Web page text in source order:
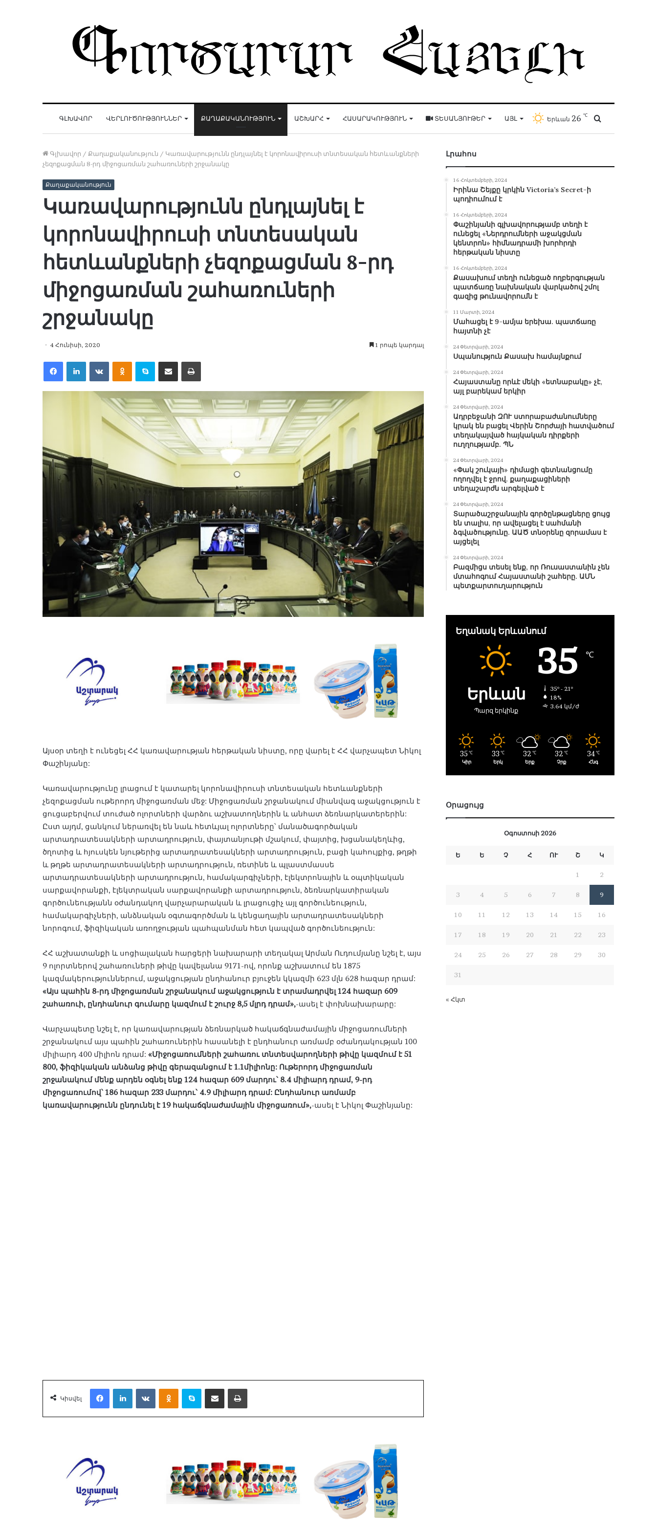
ԳԼԽԱՎՈՐ ՎԵՐԼՈՒԾՈՒԹՅՈՒՆՆԵՐ ՔԱՂԱՔԱԿԱՆՈՒԹՅՈՒՆ ԱՇԽԱՐՀ ՀԱՍԱՐԱԿՈՒԹՅՈՒՆ ՏԵՍԱՆՅՈՒԹԵՐ ԱՅԼ Երևան 26 ℃
Գլխավոր / Քաղաքականություն / Կառավարությունն ընդլայնել է կորոնավիրուսի տնտեսական հետևանքների
չեզոքացման 8-րդ միջոցառման շահառուների շրջանակը
Քաղաքականություն
Կառավարությունն ընդլայնել է
կորոնավիրուսի տնտեսական
հետևանքների չեզոքացման 8-րդ
միջոցառման շահառուների
շրջանակը
4 Հունիսի, 2020 1 րոպե կարդալ
FacebookLinkedInVKontakteOdnoklassniki
Skype Share via Email Print
Այսօր տեղի է ունեցել ՀՀ կառավարության հերթական նիստը, որը վարել է ՀՀ վարչապետ Նիկոլ
Փաշինյանը:
Կառավարությունը լրացում է կատարել կորոնավիրուսի տնտեսական հետևանքների
չեզոքացման ութերորդ միջոցառման մեջ: Միջոցառման շրջանակում միանվագ աջակցություն է
ցուցաբերվում տուժած ոլորտների վարձու աշխատողներին և անհատ ձեռնարկատերերին:
Ըստ այդմ, ցանկում ներառվել են նաև հետևյալ ոլորտները՝ մանածագործական
արտադրատեսակների արտադրություն, փայտանյութի մշակում, փայտից, խցանակեղևից,
ծղոտից և հյուսկեն նյութերից արտադրատեսակների արտադրություն, բացի կահույքից, թղթի
և թղթե արտադրատեսակների արտադրություն, ռետինե և պլաստմասսե
արտադրատեսակների արտադրություն, համակարգիչների, էլեկտրոնային և օպտիկական
սարքավորանքի, էլեկտրական սարքավորանքի արտադրություն, ձեռնարկատիրական
գործունեությանն օժանդակող վարչարարական և լրացուցիչ այլ գործունեություն,
համակարգիչների, անձնական օգտագործման և կենցաղային արտադրատեսակների
նորոգում, ֆիզիկական առողջության պահպանման հետ կապված գործունեություն:
ՀՀ աշխատանքի և սոցիալական հարցերի նախարարի տեղակալ Արման Ուդումյանը նշել է, այս
9 ոլորտներով շահառուների թիվը կավելանա 9171-ով, որոնք աշխատում են 1875
կազմակերություններում, աջակցության ընդհանուր բյուջեն կկազմի 623 մլն 628 հազար դրամ:
«Այս պահին 8-րդ միջոցառման շրջանակում աջակցություն է տրամադրվել 124 հազար 609
շահառուի, ընդհանուր գումարը կազմում է շուրջ 8,5 մլրդ դրամ»,-ասել է փոխնախարարը:
Վարչապետը նշել է, որ կառավարության ձեռնարկած հակաճգնաժամային միջոցառումների
շրջանակում այս պահին շահառուներին հասանելի է ընդհանուր առմամբ օժանդակության 100
միլիարդ 400 միլիոն դրամ: «Միջոցառումների շահառու տնտեսվարողների թիվը կազմում է 51
800, ֆիզիկական անձանց թիվը գերազանցում է 1.1միլիոնը: Ութերորդ միջոցառման
շրջանակում մենք արդեն օգնել ենք 124 հազար 609 մարդու՝ 8.4 միլիարդ դրամ, 9-րդ
միջոցառումով՝ 186 հազար 233 մարդու՝ 4.9 միլիարդ դրամ: Ընդհանուր առմամբ
կառավարությունն ընդունել է 19 հակաճգնաժամային միջոցառում»,-ասել է Նիկոլ Փաշինյանը:
Կիսվել
FacebookLinkedInVKontakteOdnoklassniki
Skype Share via Email Print
Լրահոս
16 Հոկտեմբերի, 2024
Իրինա Շեյքը կրկին Victoria’s Secret-ի
պոդիումում է
16 Հոկտեմբերի, 2024
Փաշինյանի գլխավորությամբ տեղի է
ունեցել «Ներդրումների աջակցման
կենտրոն» հիմնադրամի խորհրդի
հերթական նիստը
16 Հոկտեմբերի, 2024
Քասախում տեղի ունեցած ողբերգության
պատճառը նախնական վարկածով շմոլ
գազից թունավորումն է
11 Մարտի, 2024
Մահացել է 9-ամյա երեխա. պատճառը
հայտնի չէ
24 Փետրվարի, 2024
Սպանություն Քասախ համայնքում
24 Փետրվարի, 2024
Հայաստանը որևէ մեկի «ետնաբակը» չէ,
այլ բարեկամ երկիր
24 Փետրվարի, 2024
Ադրբեջանի ԶՈՒ ստորաբաժանումները
կրակ են բացել Վերին Շորժայի հատվածում
տեղակայված հայկական դիրքերի
ուղղությամբ. ՊՆ
24 Փետրվարի, 2024
«Փակ շուկայի» դիմացի գետնանցումը
ողողվել է ջրով. քաղաքացիների
տեղաշարժն արգելված է
24 Փետրվարի, 2024
Տարածաշրջանային գործընթացները ցույց
են տալիս, որ ավելացել է սահմանի
ձգվածությունը. ԱԱԾ տնօրենը զորամաս է
այցելել
24 Փետրվարի, 2024
Բազմիցս տեսել ենք, որ Ռուսաստանին չեն
մտահոգում Հայաստանի շահերը. ԱՄՆ
պետքարտուղարություն
Եղանակ Երևանում
Երևան
Պարզ երկինք
35 ℃
35º - 21º
18%
3.64 կմ/ժ
35 ℃
Կիր
33 ℃
Երկ
32 ℃
Երք
32 ℃
Չրք
34 ℃
Հնգ
Օրացույց
Օգոստոսի 2026
Ե Ե Չ Հ ՈՒ Շ Կ
1 2
3 4 5 6 7 8 9
10 11 12 13 14 15 16
17 18 19 20 21 22 23
24 25 26 27 28 29 30
31
« Հկտ